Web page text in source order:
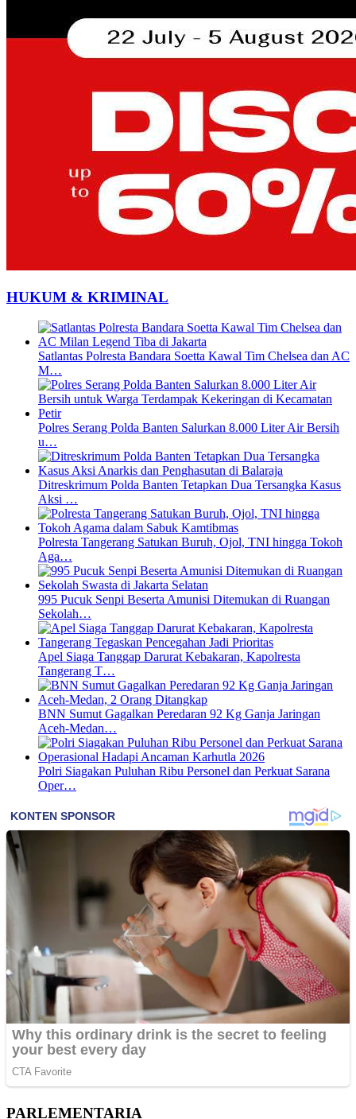
HUKUM & KRIMINAL
Satlantas Polresta Bandara Soetta Kawal Tim Chelsea dan AC
M…
Polres Serang Polda Banten Salurkan 8.000 Liter Air Bersih
u…
Ditreskrimum Polda Banten Tetapkan Dua Tersangka Kasus
Aksi …
Polresta Tangerang Satukan Buruh, Ojol, TNI hingga Tokoh
Aga…
995 Pucuk Senpi Beserta Amunisi Ditemukan di Ruangan
Sekolah…
Apel Siaga Tanggap Darurat Kebakaran, Kapolresta
Tangerang T…
BNN Sumut Gagalkan Peredaran 92 Kg Ganja Jaringan
Aceh-Medan…
Polri Siagakan Puluhan Ribu Personel dan Perkuat Sarana
Oper…
PARLEMENTARIA